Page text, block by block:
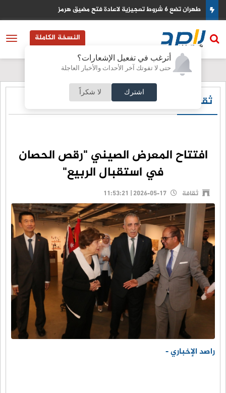
أترغب في تفعيل الإشعارات؟
حتى لا تفوتك آخر الأحداث والأخبار العاجلة
اشترك لا شكراً
رئيس الاركان الاميركي يطالب بايجاد مخرج من الحرب مع ايران
النسخة الكاملة
ثقافة
افتتاح المعرض الصيني "رقص الحصان
في استقبال الربيع"
ثقافة
راصد الإخباري -